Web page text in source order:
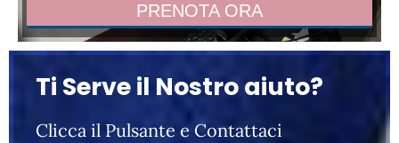
PRENOTA ORA
Ti Serve il Nostro aiuto?
Clicca il Pulsante e Contattaci